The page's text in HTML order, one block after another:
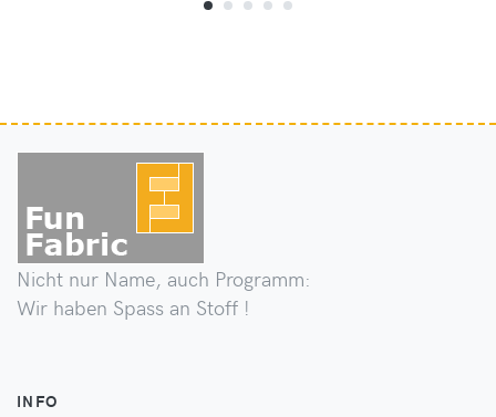
Nicht nur Name, auch Programm:
Wir haben Spass an Stoff !
INFO